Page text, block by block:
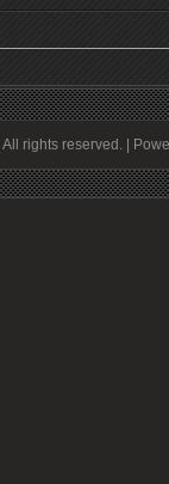
rights reserved. |